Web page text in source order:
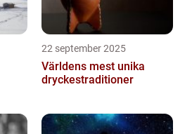
22 september 2025
Världens mest unika
dryckestraditioner